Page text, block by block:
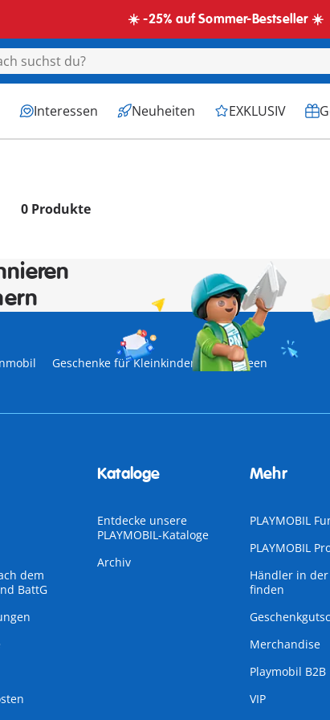
☀️ -25% auf Sommer-Bestseller ☀️
Interessen Neuheiten EXKLUSIV
0 Produkte
Geschenke für Kleinkinder Halloween
dem
BattG
Kataloge
Entdecke unsere
PLAYMOBIL-Kataloge
Archiv
Mehr
PLAYMOBIL
PLAYMOBIL
Händler in
finden
Merchandise
Playmobil B2B
VIP